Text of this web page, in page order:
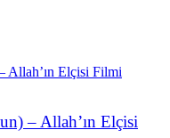
– Allah’ın Elçisi